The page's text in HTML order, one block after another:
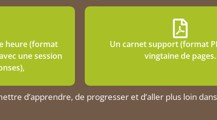
heure (format
une session
Un carnet support (format
vingtaine de pages.
d’apprendre, de progresser et d’aller plus loin